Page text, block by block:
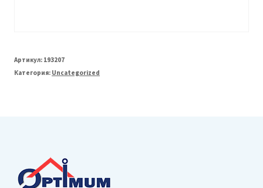
Артикул: 193207
Категория: Uncategorized